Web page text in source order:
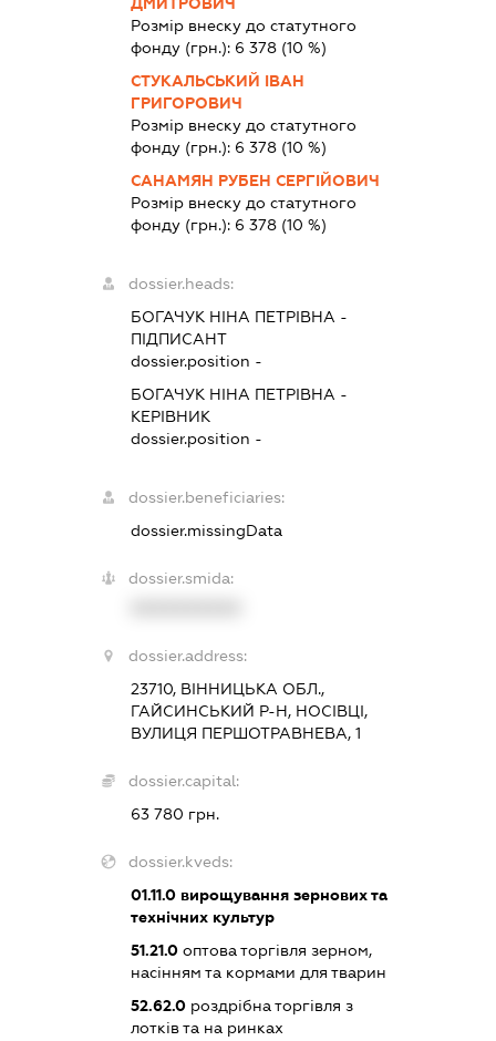
Розмір внеску до статутного
фонду (грн.): 6 378(10 %)
СТУКАЛЬСЬКИЙ ІВАН
ГРИГОРОВИЧ
Розмір внеску до статутного
фонду (грн.): 6 378(10 %)
САНАМЯН РУБЕН СЕРГІЙОВИЧ
Розмір внеску до статутного
фонду (грн.): 6 378(10 %)
dossier.heads:
БОГАЧУК НІНА ПЕТРІВНА -
ПІДПИСАНТ
dossier.position -
БОГАЧУК НІНА ПЕТРІВНА -
КЕРІВНИК
dossier.position -
dossier.beneficiaries:
dossier.missingData
dossier.smida:
dossier.address:
23710, ВІННИЦЬКА ОБЛ.,
ГАЙСИНСЬКИЙ Р-Н, НОСІВЦІ,
ВУЛИЦЯ ПЕРШОТРАВНЕВА, 1
dossier.capital:
63 780 грн.
dossier.kveds:
01.11.0вирощування зернових та
технічних культур
51.21.0оптова торгівля зерном,
насінням та кормами для тварин
52.62.0роздрібна торгівля з
лотків та на ринках